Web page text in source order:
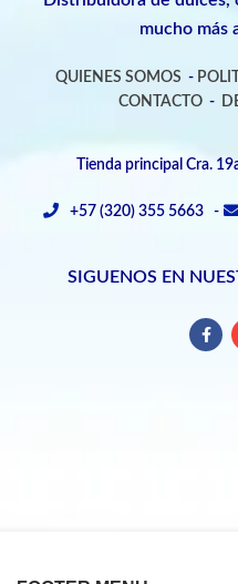
mucho más
QUIENES SOMOS -
CONTACTO-
Tienda principal Cra.
+57 (320) 355 5663 -
SIGUENOS EN